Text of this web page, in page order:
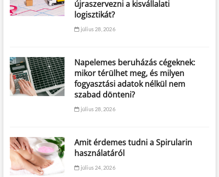
újraszervezni a kisvállalati
logisztikát?
július 28, 2026
Napelemes beruházás cégeknek:
mikor térülhet meg, és milyen
fogyasztási adatok nélkül nem
szabad dönteni?
július 28, 2026
Amit érdemes tudni a Spirularin
használatáról
július 24, 2026